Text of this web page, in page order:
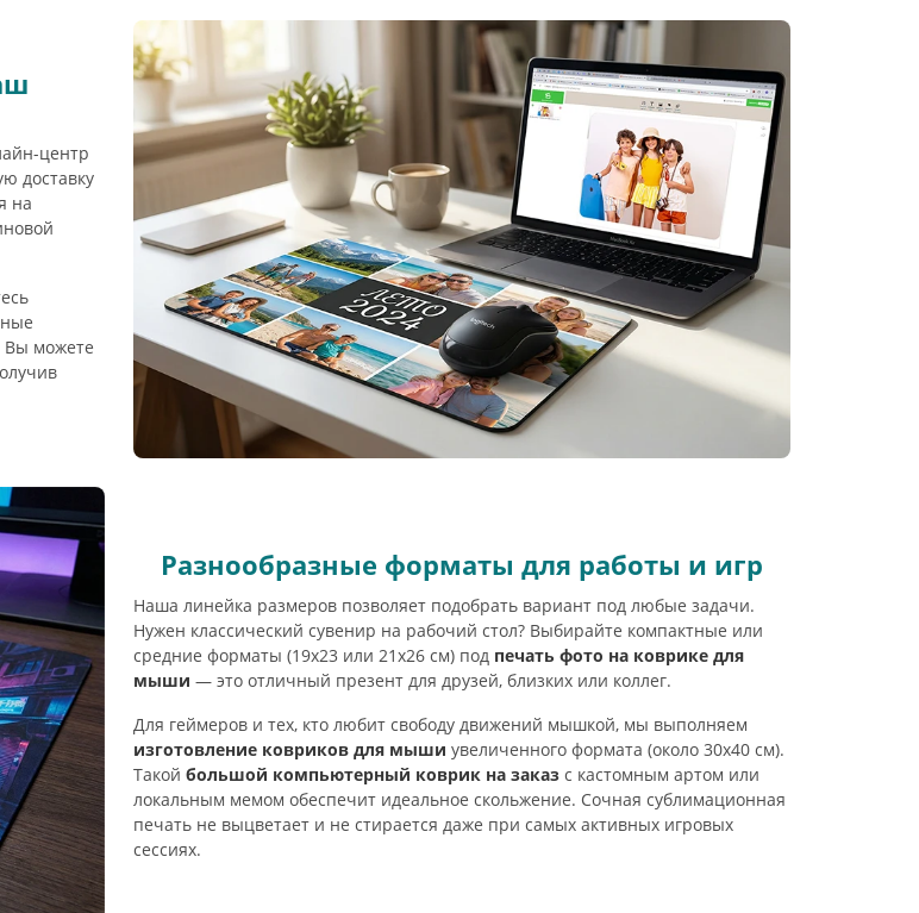
центр
доставку
на
Вы можете
Разнообразные форматы для работы и игр
Наша линейка размеров позволяет подобрать вариант под любые задачи.
Нужен классический сувенир на рабочий стол? Выбирайте компактные или
средние форматы (19х23 или 21х26 см) под печать фото на коврике для
мыши — это отличный презент для друзей, близких или коллег.
Для геймеров и тех, кто любит свободу движений мышкой, мы выполняем
изготовление ковриков для мыши увеличенного формата (около 30х40 см).
Такой большой компьютерный коврик на заказ с кастомным артом или
локальным мемом обеспечит идеальное скольжение. Сочная сублимационная
печать не выцветает и не стирается даже при самых активных игровых
сессиях.